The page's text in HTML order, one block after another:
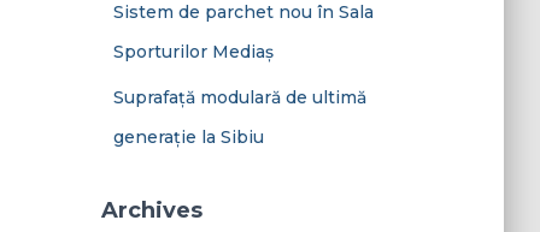
Sistem de parchet nou în Sala
Sporturilor Mediaș
Suprafață modulară de ultimă
generație la Sibiu
Archives